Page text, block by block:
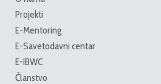
Projekti
E-Mentoring
E-Savetodavni centar
E-IBWC
Članstvo